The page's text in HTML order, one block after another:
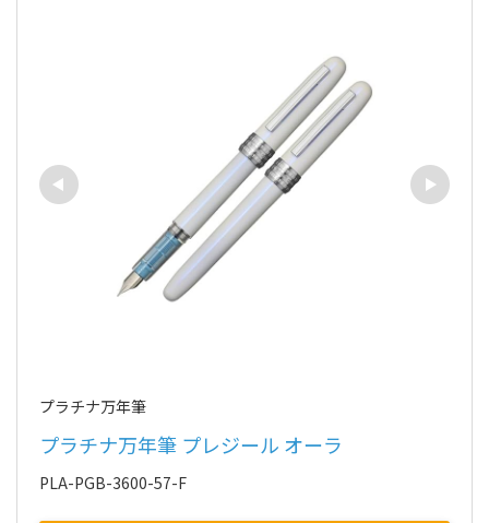
プラチナ万年筆
プラチナ万年筆 プレジール オーラ
PLA-PGB-3600-57-F